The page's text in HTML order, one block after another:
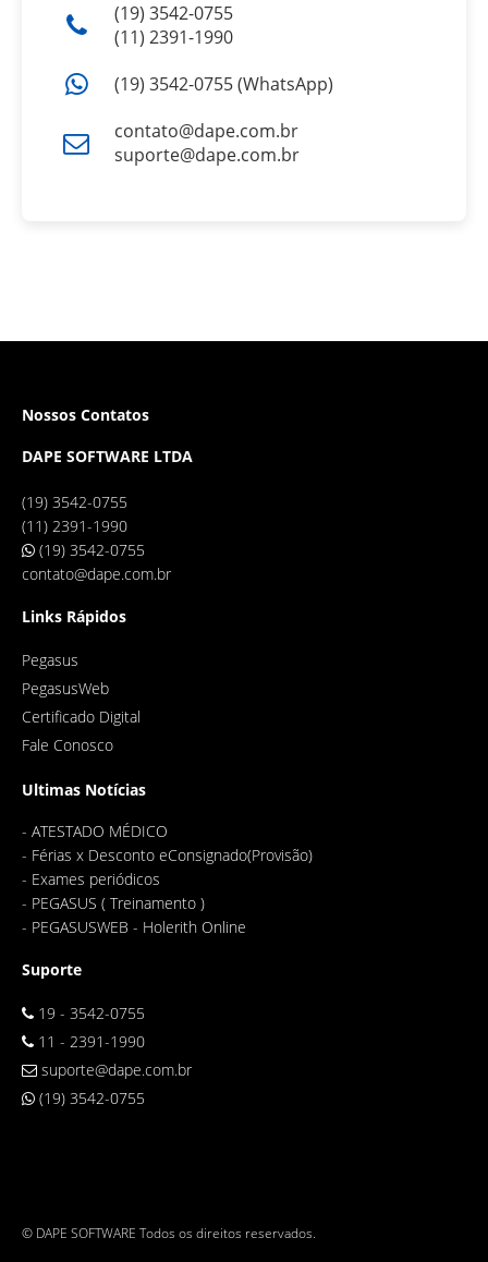
(19) 3542-0755
(11) 2391-1990
(19) 3542-0755 (WhatsApp)
contato@dape.com.br
suporte@dape.com.br
Nossos Contatos
DAPE SOFTWARE LTDA
(19) 3542-0755
(11) 2391-1990
(19) 3542-0755
contato@dape.com.br
Links Rápidos
Pegasus
PegasusWeb
Certificado Digital
Fale Conosco
Ultimas Notícias
- ATESTADO MÉDICO
- Férias x Desconto eConsignado(Provisão)
- Exames periódicos
- PEGASUS ( Treinamento )
- PEGASUSWEB - Holerith Online
Suporte
19 - 3542-0755
11 - 2391-1990
suporte@dape.com.br
(19) 3542-0755
© DAPE SOFTWARE Todos os direitos reservados.